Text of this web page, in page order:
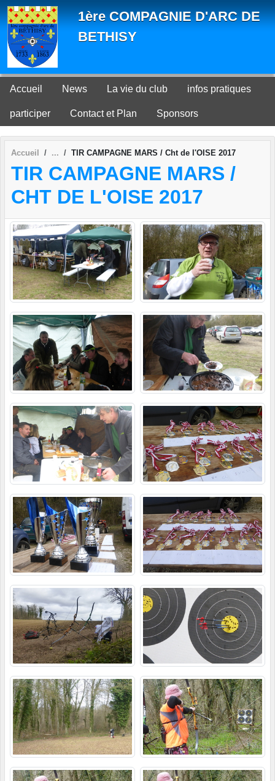
1ère COMPAGNIE D'ARC DE
BETHISY
Accueil News La vie du club infos pratiques
participer Contact et Plan Sponsors
Accueil TIR CAMPAGNE MARS / Cht de l'OISE 2017
TIR CAMPAGNE MARS /
CHT DE L'OISE 2017
Panneau de gestion des cookies